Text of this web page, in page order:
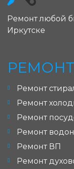
Ремонт любой
Иркутске
РЕМОНТ
Ремонт
Ремонт
Ремонт
Ремонт
Ремонт ВП
Ремонт